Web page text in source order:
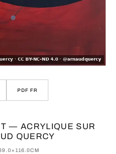
PDF FR
— ACRYLIQUE SUR
QUERCY